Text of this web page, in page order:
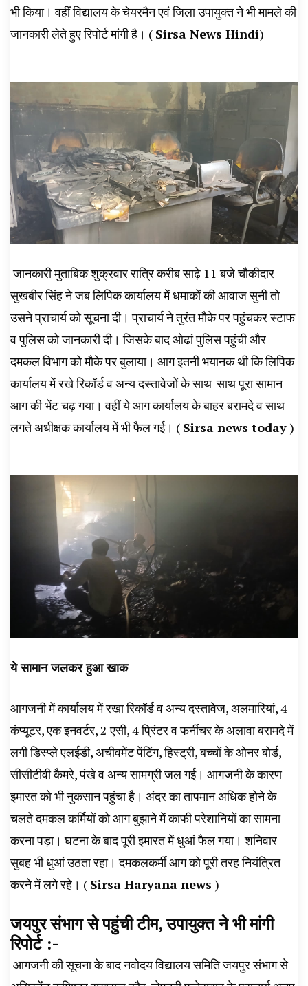
भी किया। वहीं विद्यालय के चेयरमैन एवं जिला उपायुक्त ने भी मामले की
जानकारी लेते हुए रिपोर्ट मांगी है। ( Sirsa News Hindi)
जानकारी मुताबिक शुक्रवार रात्रि करीब साढ़े 11 बजे चौकीदार
सुखबीर सिंह ने जब लिपिक कार्यालय में धमाकों की आवाज सुनी तो
उसने प्राचार्य को सूचना दी। प्राचार्य ने तुरंत मौके पर पहुंचकर स्टाफ
व पुलिस को जानकारी दी। जिसके बाद ओढां पुलिस पहुंची और
दमकल विभाग को मौके पर बुलाया। आग इतनी भयानक थी कि लिपिक
कार्यालय में रखे रिकॉर्ड व अन्य दस्तावेजों के साथ-साथ पूरा सामान
आग की भेंट चढ़ गया। वहीं ये आग कार्यालय के बाहर बरामदे व साथ
लगते अधीक्षक कार्यालय में भी फैल गई। ( Sirsa news today )
ये सामान जलकर हुआ खाक
आगजनी में कार्यालय में रखा रिकॉर्ड व अन्य दस्तावेज, अलमारियां, 4
कंप्यूटर, एक इनवर्टर, 2 एसी, 4 प्रिंटर व फर्नीचर के अलावा बरामदे में
लगी डिस्प्ले एलईडी, अचीवमेंट पेंटिंग, हिस्ट्री, बच्चों के ओनर बोर्ड,
सीसीटीवी कैमरे, पंखे व अन्य सामग्री जल गई। आगजनी के कारण
इमारत को भी नुकसान पहुंचा है। अंदर का तापमान अधिक होने के
चलते दमकल कर्मियों को आग बुझाने में काफी परेशानियों का सामना
करना पड़ा। घटना के बाद पूरी इमारत में धुआं फैल गया। शनिवार
सुबह भी धुआं उठता रहा। दमकलकर्मी आग को पूरी तरह नियंत्रित
करने में लगे रहे। ( Sirsa Haryana news )
जयपुर संभाग से पहुंची टीम, उपायुक्त ने भी मांगी
रिपोर्ट :-
आगजनी की सूचना के बाद नवोदय विद्यालय समिति जयपुर संभाग से